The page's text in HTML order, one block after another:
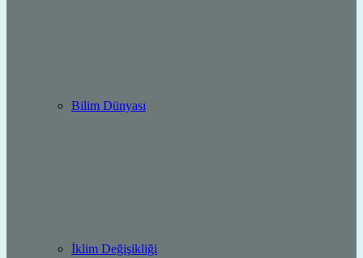
Bilim Dünyası
İklim Değişikliği